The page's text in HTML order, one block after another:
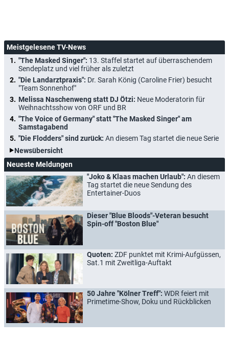
Meistgelesene TV-News
"The Masked Singer": 13. Staffel startet auf überraschendem
Sendeplatz und viel früher als zuletzt
"Die Landarztpraxis": Dr. Sarah König (Caroline Frier) besucht
"Team Sonnenhof"
Melissa Naschenweng statt DJ Ötzi: Neue Moderatorin für
Weihnachtsshow von ORF und BR
"The Voice of Germany" statt "The Masked Singer" am
Samstagabend
"Die Flodders" sind zurück: An diesem Tag startet die neue Serie
Newsübersicht
Neueste Meldungen
"Joko & Klaas machen Urlaub": An diesem
Tag startet die neue Sendung des
Entertainer-Duos
Dieser "Blue Bloods"-Veteran besucht
Spin-off "Boston Blue"
Quoten: ZDF punktet mit Krimi-Aufgüssen,
Sat.1 mit Zweitliga-Auftakt
50 Jahre "Kölner Treff": WDR feiert mit
Primetime-Show, Doku und Rückblicken